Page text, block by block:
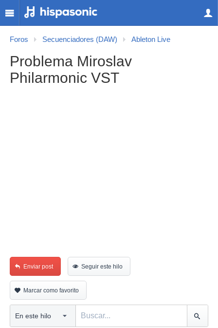
Foros Secuenciadores (DAW) Ableton Live
Problema Miroslav
Philarmonic VST
Enviar post Seguir este hilo
Marcar como favorito